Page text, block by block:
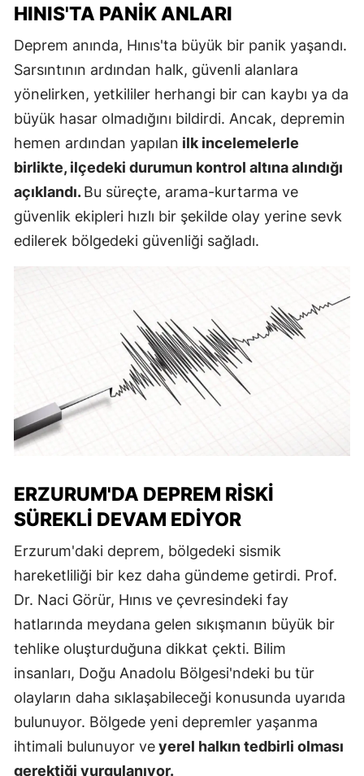
HINIS'TA PANIK ANLARI
Deprem anında, Hınıs'ta büyük bir panik yaşandı.
Sarsıntının ardından halk, güvenli alanlara
yönelirken, yetkililer herhangi bir can kaybı ya da
büyük hasar olmadığını bildirdi. Ancak, depremin
hemen ardından yapılan ilk incelemelerle
birlikte, ilçedeki durumun kontrol altına alındığı
açıklandı.Bu süreçte, arama-kurtarma ve
güvenlik ekipleri hızlı bir şekilde olay yerine sevk
edilerek bölgedeki güvenliği sağladı.
ERZURUM'DA DEPREM RISKI
SÜREKLI DEVAM EDIYOR
Erzurum'daki deprem, bölgedeki sismik
hareketliliği bir kez daha gündeme getirdi. Prof.
Dr. Naci Görür, Hınıs ve çevresindeki fay
hatlarında meydana gelen sıkışmanın büyük bir
tehlike oluşturduğuna dikkat çekti. Bilim
insanları, Doğu Anadolu Bölgesi'ndeki bu tür
olayların daha sıklaşabileceği konusunda uyarıda
bulunuyor. Bölgede yeni depremler yaşanma
ihtimali bulunuyor veyerel halkın tedbirli olması
gerektiği vurgulanıyor.